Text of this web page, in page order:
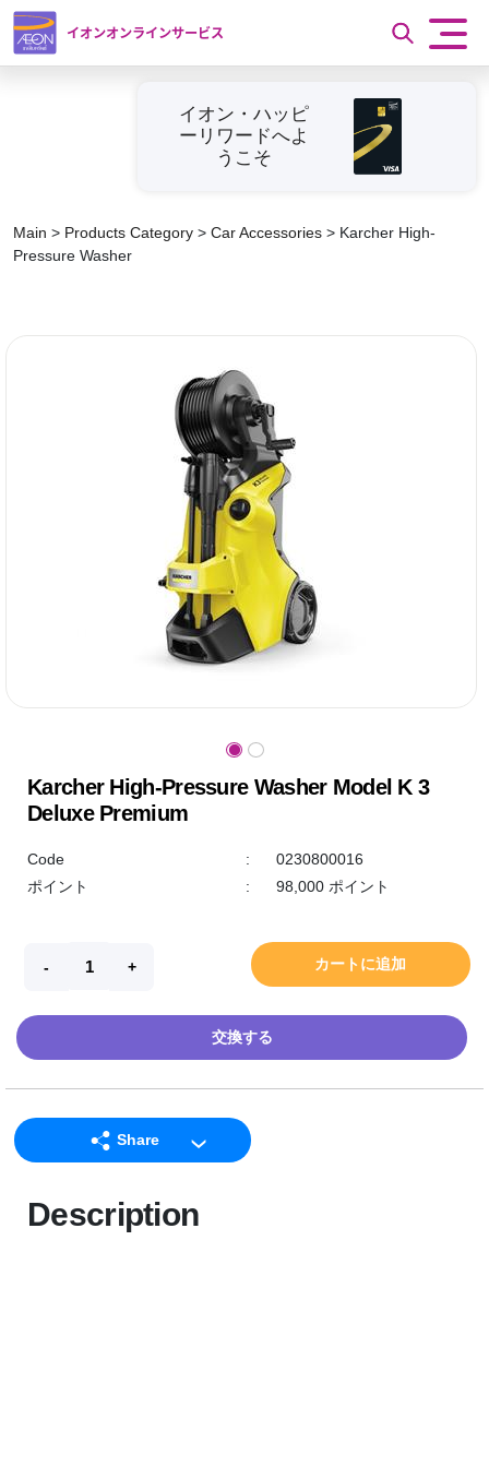
イオンオンラインサービス
イオン・ハッピ
ーリワードへよ
うこそ
Main > Products Category > Car Accessories > Karcher High-
Pressure Washer
Karcher High-Pressure Washer Model K 3
Deluxe Premium
Code :
0230800016
ポイント
: 98,000 ポイント
カートに追加
交換する
Share
Facebook
Description